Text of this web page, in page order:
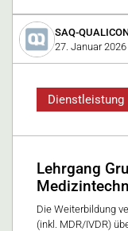
SAQ-
27. Januar 2026
Dienstleistung
Lehrgang
Die Wei­ter­bil­dung
(inkl. MDR/IV­DR)